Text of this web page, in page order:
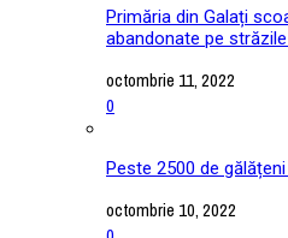
Primăria din Galați
abandonate pe
octombrie 11, 2022
0
Peste 2500 de
octombrie 10, 2022